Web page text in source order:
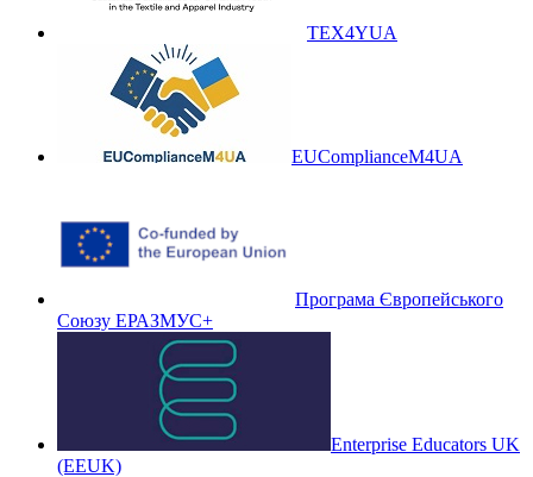
TEX4YUA
EUComplianceM4UA
Програма Європейського
Союзу ЕРАЗМУС+
Enterprise Educators UK
(EEUK)